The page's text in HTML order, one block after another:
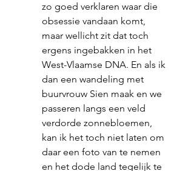
zo goed verklaren waar die
obsessie vandaan komt,
maar wellicht zit dat toch
ergens ingebakken in het
West-Vlaamse DNA. En als ik
dan een wandeling met
buurvrouw Sien maak en we
passeren langs een veld
verdorde zonnebloemen,
kan ik het toch niet laten om
daar een foto van te nemen
en het dode land tegelijk te